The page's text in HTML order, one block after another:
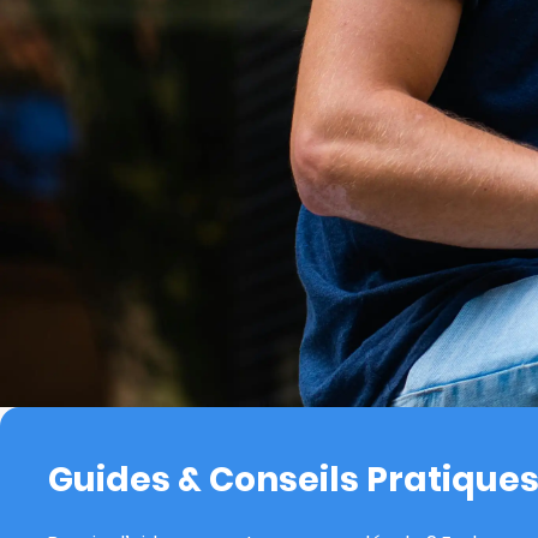
Guides & Conseils Pratiques